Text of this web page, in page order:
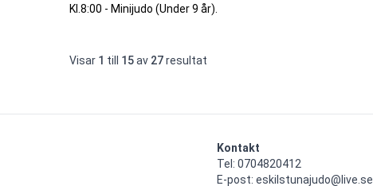
Kl.8:00 - Minijudo (Under 9 år).
Visar 1 till 15av 27resultat
Kontakt
Tel: 0704820412
E-post: eskilstunajudo@live.se